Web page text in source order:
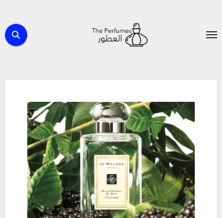
المحتوى